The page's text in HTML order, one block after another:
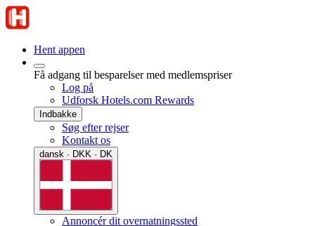
Hent appen
Få adgang til besparelser med medlemspriser
Log på
Udforsk Hotels.com Rewards
Indbakke
Søg efter rejser
Kontakt os
dansk · DKK · DK
Annoncér dit overnatningssted